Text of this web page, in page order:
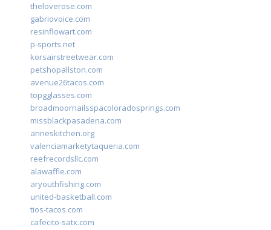
theloverose.com
gabriovoice.com
resinflowart.com
p-sports.net
korsairstreetwear.com
petshopallston.com
avenue26tacos.com
topgglasses.com
broadmoornailsspacoloradosprings.com
missblackpasadena.com
anneskitchen.org
valenciamarketytaqueria.com
reefrecordsllc.com
alawaffle.com
aryouthfishing.com
united-basketball.com
tios-tacos.com
cafecito-satx.com